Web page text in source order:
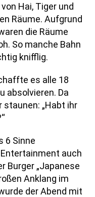
Hai, Tiger und
Räume. Aufgrund
die Räume
So manche Bahn
knifflig.
es alle 18
absolvieren. Da
staunen: „Habt ihr
6 Sinne
auch
Burger „Japanese
Anklang im
der Abend mit